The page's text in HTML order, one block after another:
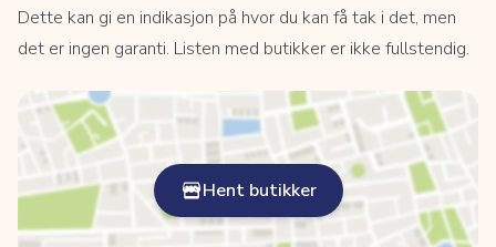
Dette kan gi en indikasjon på hvor du kan få tak i det, men
det er ingen garanti. Listen med butikker er ikke fullstendig.
Hent butikker